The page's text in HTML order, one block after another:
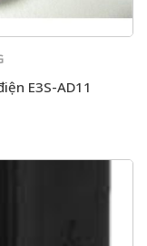
E3S-AD11